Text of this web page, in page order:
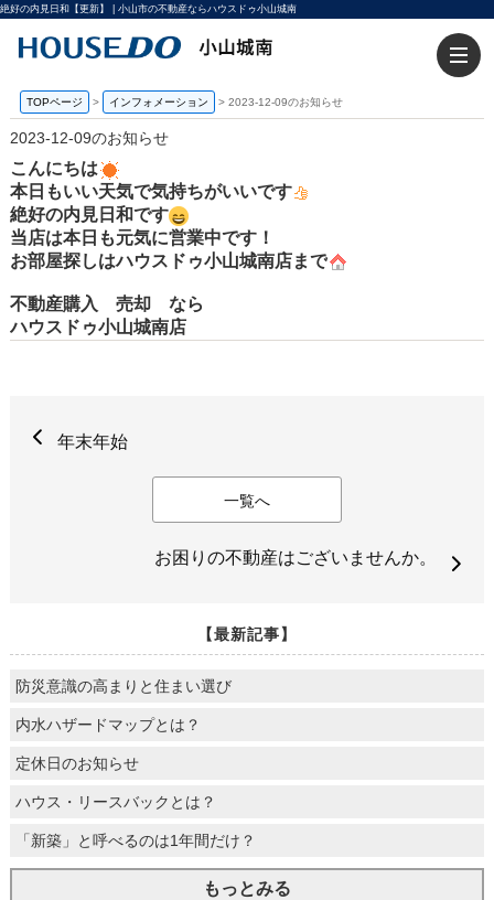
絶好の内見日和【更新】 | 小山市の不動産ならハウスドゥ小山城南
TOPページ > インフォメーション > 2023-12-09のお知らせ
2023-12-09のお知らせ
こんにちは
本日もいい天気で気持ちがいいです
絶好の内見日和です
当店は本日も元気に営業中です！
お部屋探しはハウスドゥ小山城南店まで
不動産購入 売却 なら
ハウスドゥ小山城南店
年末年始
一覧へ
お困りの不動産はございませんか。
【最新記事】
防災意識の高まりと住まい選び
内水ハザードマップとは？
定休日のお知らせ
ハウス・リースバックとは？
「新築」と呼べるのは1年間だけ？
もっとみる